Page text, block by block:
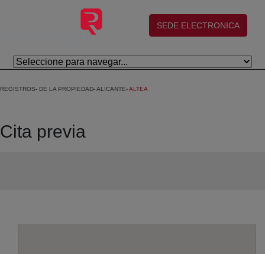
Saltar al contenido principal
(abre en nueva ventana)
SEDE ELECTRONICA
REGISTROS DE LA PROPIEDAD ALICANTE ALTEA
Cita previa